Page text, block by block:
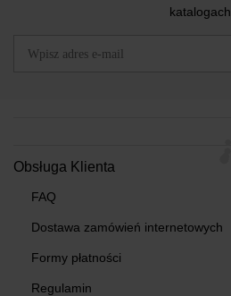
katalogach
Obsługa Klienta
FAQ
Dostawa zamówień internetowych
Formy płatności
Regulamin